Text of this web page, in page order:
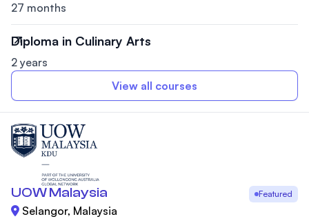
27 months
Diploma in Culinary Arts
2 years
View all courses
UOW Malaysia Featured
Selangor, Malaysia